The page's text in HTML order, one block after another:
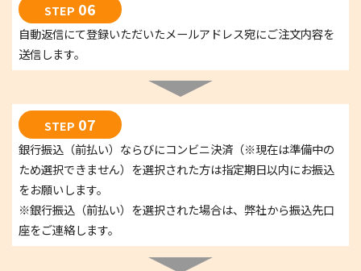
STEP 06
自動返信にて登録いただいたメールアドレス宛にご注文内容を
送信します。
STEP 07
銀行振込（前払い）ならびにコンビニ決済（※現在は準備中の
ため選択できません）を選択された方は指定期日以内にお振込
をお願いします。
※銀行振込（前払い）を選択された場合は、弊社から振込先口
座をご連絡します。